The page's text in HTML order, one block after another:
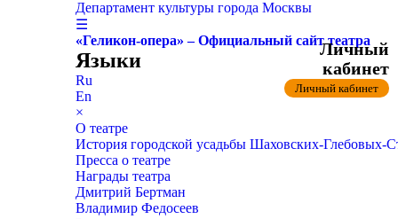
Департамент культуры города Москвы
☰
«Геликон-опера» – Официальный сайт театра
Языки
Ru
En
×
О театре
История городской усадьбы Шаховских-
Пресса о театре
Награды театра
Дмитрий Бертман
Владимир Федосеев
Личный
кабинет
Личный кабинет